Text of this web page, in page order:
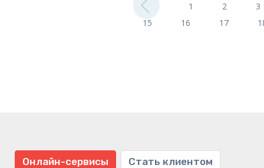
1 2
3
15
16 17
Онлайн-сервисы Стать клиентом